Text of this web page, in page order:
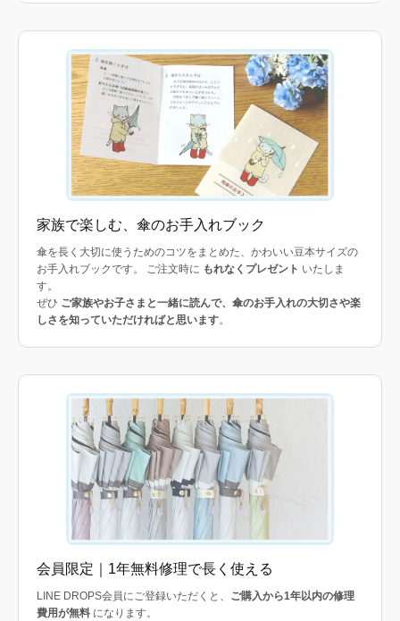
家族で楽しむ、傘のお手入れブック
傘を長く大切に使うためのコツをまとめた、かわいい豆本サイズの
お手入れブックです。 ご注文時に もれなくプレゼント いたしま
す。
ぜひ ご家族やお子さまと一緒に読んで、傘のお手入れの大切さや楽
しさを知っていただければと思います。
会員限定｜1年無料修理で長く使える
LINE DROPS会員にご登録いただくと、 ご購入から1年以内の修理
費用が無料 になります。